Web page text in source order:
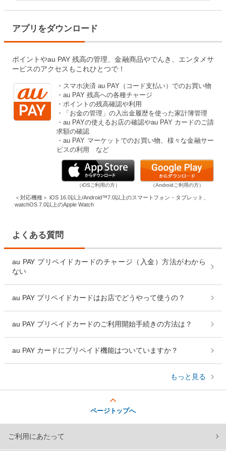
アプリをダウンロード
ポイントやau PAY 残高の管理、金融商品やでんき、エンタメサ
ービスのアクセスもこれひとつで！
・スマホ決済 au PAY（コード支払い）でのお買い物
・au PAY 残高への各種チャージ
・ポイントの残高確認や利用
・「お金の管理」の入出金履歴を使った家計簿管理
・au PAYの使えるお店の確認やau PAY カードのご請
求額の確認
・au PAY マーケットでのお買い物、様々な金融サー
ビスの利用 など
（iOSご利用の方） （Androidご利用の方）
＜対応機種＞ iOS 16.0以上/Android™7.0以上のスマートフォン・タブレット、
watchOS 7.0以上のApple Watch
よくある質問
au PAY プリペイドカードのチャージ（入金）方法がわから
ない
au PAY プリペイドカードはお店でどうやって使うの？
au PAY プリペイドカードのご利用開始手続きの方法は？
au PAY カードにプリペイド機能はついていますか？
もっと見る
ページトップへ
ご利用にあたって